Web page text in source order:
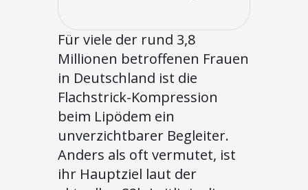
Für viele der rund 3,8
Millionen betroffenen Frauen
in Deutschland ist die
Flachstrick-Kompression
beim Lipödem ein
unverzichtbarer Begleiter.
Anders als oft vermutet, ist
ihr Hauptziel laut der